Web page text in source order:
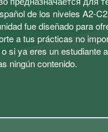
de los niveles A2-
fue diseñado para
a tus prácticas no
si ya eres un
ningún contenido.